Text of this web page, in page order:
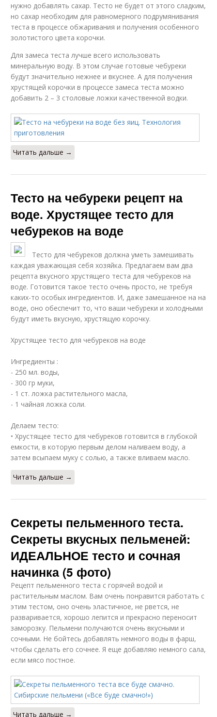
нужно добавлять сахар. Тесто не будет от этого сладким,
но сахар необходим для равномерного подрумянивания
теста в процессе обжаривания и получения особенного
золотистого цвета корочки.
Для замеса теста лучше всего использовать
минеральную воду. В этом случае готовые чебуреки
будут значительно нежнее и вкуснее. А для получения
хрустящей корочки в процессе замеса теста можно
добавить 2 – 3 столовые ложки качественной водки.
Читать дальше →
Тесто на чебуреки рецепт на
воде. Хрустящее тесто для
чебуреков на воде
Тесто для чебуреков должна уметь замешивать
каждая уважающая себя хозяйка. Предлагаем вам два
рецепта вкусного хрустящего теста для чебуреков на
воде. Готовится такое тесто очень просто, не требуя
каких-то особых ингредиентов. И, даже замешанное на на
воде, оно обеспечит то, что ваши чебуреки и холодными
будут иметь вкусную, хрустящую корочку.
Хрустящее тесто для чебуреков на воде
Ингредиенты :
- 250 мл. воды,
- 300 гр муки,
- 1 ст. ложка растительного масла,
- 1 чайная ложка соли.
Делаем тесто:
• Хрустящее тесто для чебуреков готовится в глубокой
емкости, в которую первым делом наливаем воду, а
затем всыпаем муку с солью, а также вливаем масло.
Читать дальше →
Секреты пельменного теста.
Секреты вкусных пельменей:
ИДЕАЛЬНОЕ тесто и сочная
начинка (5 фото)
Рецепт пельменного теста с горячей водой и
растительным маслом. Вам очень понравится работать с
этим тестом, оно очень эластичное, не рвется, не
разваривается, хорошо лепится и прекрасно переносит
заморозку. Пельмени получаются очень вкусными и
сочными. Не бойтесь добавлять немного воды в фарш,
чтобы сделать его сочнее. Я еще добавляю немного сала,
если мясо постное.
Читать дальше →